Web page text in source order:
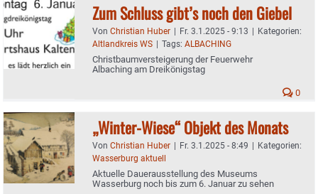
Zum Schluss gibt’s noch den Giebel
Von Christian Huber | Fr. 3.1.2025 - 9:13 | Kategorien:
Altlandkreis WS | Tags: ALBACHING
Christbaumversteigerung der Feuerwehr
Albaching am Dreikönigstag
0
„Winter-Wiese“ Objekt des Monats
Von Christian Huber | Fr. 3.1.2025 - 8:49 | Kategorien:
Wasserburg aktuell
Aktuelle Dauerausstellung des Museums
Wasserburg noch bis zum 6. Januar zu sehen